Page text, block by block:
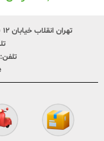
تهران انقلاب خیابان ۱۲ فروردین پایین تر از وحید نظری پلاک ۲۴۹
تلفن: